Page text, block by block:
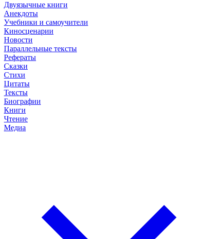
Двуязычные книги
Анекдоты
Учебники и самоучители
Киносценарии
Новости
Параллельные тексты
Рефераты
Сказки
Стихи
Цитаты
Тексты
Биографии
Книги
Чтение
Медиа